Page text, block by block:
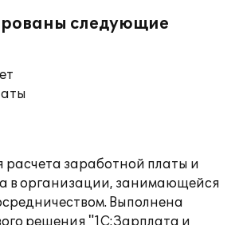
следующие
заработной платы и
в организации, занимающейся
Выполнена
решения "1С:Зарплата и